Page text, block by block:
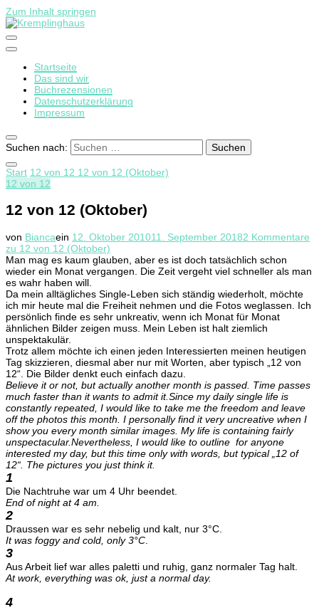
Zum Inhalt springen
Kremplinghaus
Startseite
Das sind wir
Buchrezensionen
Datenschutzerklärung
Impressum
Suchen nach:
Start 12 von 12 12 von 12 (Oktober)
12 von 12
12 von 12 (Oktober)
von Biancaein 12. Oktober 201011. September 20182 Kommentare
zu 12 von 12 (Oktober)
Man mag es kaum glauben, aber es ist doch tatsächlich schon
wieder ein Monat vergangen. Die Zeit vergeht viel schneller als man
es wahr haben will.
Da mein alltägliches Single-Leben sich ständig wiederholt, möchte
ich mir heute mal die Freiheit nehmen und die Fotos weglassen. Ich
persönlich finde es sehr unkreativ, wenn ich Monat für Monat
ähnlichen Bilder zeigen muss. Mein Leben ist halt ziemlich
unspektakulär.
Trotz allem möchte ich einen jeden Interessierten meinen heutigen
Tag skizzieren, diesmal aber nur mit Worten, aber typisch „12 von
12“. Die Bilder denkt euch einfach dazu.
Believe it or not, but actually another month is passed Time passes
much faster than it wants to admit it.Since my daily single life is
constantly repeated , I would like to take me the freedom and leave
off the photos this month. I personally find it very uncreative when I
show you every month similar images. My life is containing fairly
unspectacular.Nevertheless, I would like to outline for anyone
interested my day, but this time only with words, but typical „12 of
12“. The pictures you just think it.
1
Die Nachtruhe war um 4 Uhr beendet.
End of night at 4 am.
2
Draussen war es sehr nebelig und kalt, nur 3°C.
It was foggy and cold, only 3°C
3
Aus Arbeit lief war alles paletti und ruhig, ganz normaler Tag halt.
At work, everything was ok, just a normal day.
4